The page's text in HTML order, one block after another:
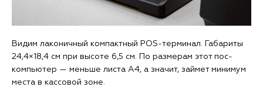
Видим лаконичный компактный POS-терминал. Габариты
24,4×18,4 см при высоте 6,5 см. По размерам этот пос-
компьютер — меньше листа А4, а значит, займет минимум
места в кассовой зоне.